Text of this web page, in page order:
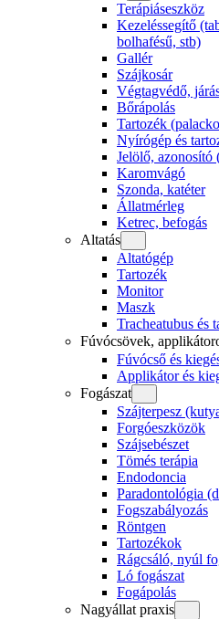
Terápiáseszköz
Kezeléssegítő
bolhafésű, stb)
Gallér
Szájkosár
Végtagvédő,
Bőrápolás
Tartozék
Nyírógép és
Jelölő, azonosító
Karomvágó
Szonda, katéter
Állatmérleg
Ketrec, befogás
Altatás
Altatógép
Tartozék
Monitor
Maszk
Tracheatubus és
Fúvócsövek,
Fúvócső és
Applikátor és
Fogászat
Szájterpesz
Forgóeszközök
Szájsebészet
Tömés terápia
Endodoncia
Paradontológia
Fogszabályozás
Röntgen
Tartozékok
Rágcsáló, nyúl
Ló fogászat
Fogápolás
Nagyállat praxis